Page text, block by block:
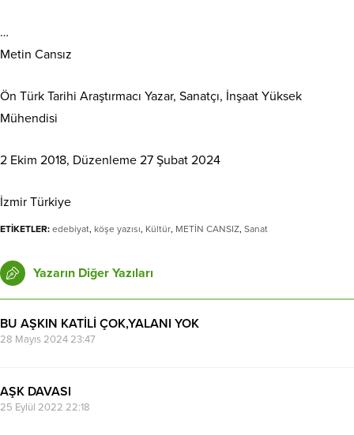
…
Metin Cansız
Ön Türk Tarihi Araştırmacı Yazar, Sanatçı, İnşaat Yüksek
Mühendisi
2 Ekim 2018, Düzenleme 27 Şubat 2024
İzmir Türkiye
ETİKETLER: edebiyat, köşe yazısı, Kültür, METİN CANSIZ, Sanat
Yazarın Diğer Yazıları
BU AŞKIN KATİLİ ÇOK,YALANI YOK
28 Mayıs 2024 23:47
AŞK DAVASI
25 Eylül 2022 22:18